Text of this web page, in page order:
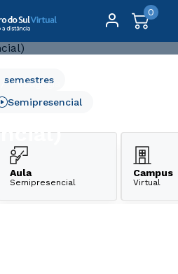
0
Pedagogia (Semipresencial)
semestres
Semipresencial
Aula
Semipresencial
Campus
Virtual